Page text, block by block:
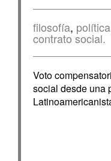
filosofía, política
contrato social.
Voto
social desde una